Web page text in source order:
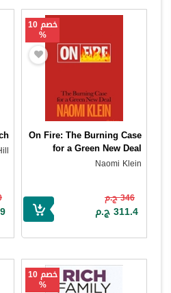
خصم 10
%
On Fire: The Burning Case
for a Green New Deal
Naomi Klein
346 ج.م
311.4 ج.م
خصم 10
%